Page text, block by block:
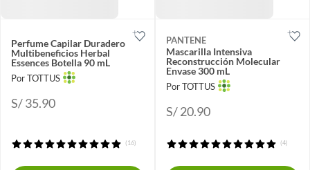
Perfume Capilar Duradero
Multibeneficios Herbal
Essences Botella 90 mL
Por TOTTUS
S/ 35.90
(16)
PANTENE
Mascarilla Intensiva
Reconstrucción Molecular
Envase 300 mL
Por TOTTUS
S/ 20.90
(4)